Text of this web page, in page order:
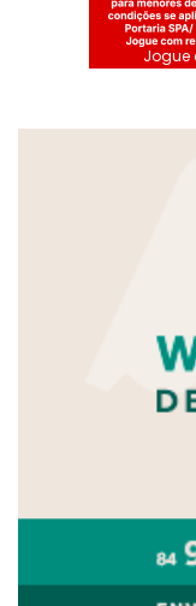
Jogue